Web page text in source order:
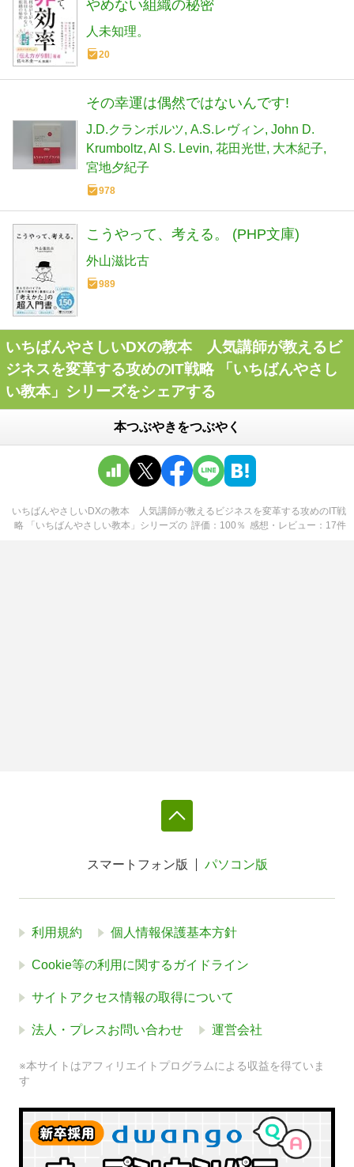
やめない組織の秘密
人未知理。
20
その幸運は偶然ではないんです!
J.D.クランボルツ A.S.レヴィン John D.
Krumboltz Al S. Levin 花田光世 大木紀子
宮地夕紀子
978
こうやって、考える。 (PHP文庫)
外山滋比古
989
いちばんやさしいDXの教本 人気講師が教えるビ
ジネスを変革する攻めのIT戦略 「いちばんやさし
い教本」シリーズをシェアする
本つぶやきをつぶやく
いちばんやさしいDXの教本 人気講師が教えるビジネスを変革する攻めのIT戦
略 「いちばんやさしい教本」シリーズの 評価 100 ％ 感想・レビュー 17件
スマートフォン版 パソコン版
利用規約 個人情報保護基本方針
Cookie等の利用に関するガイドライン
サイトアクセス情報の取得について
法人・プレスお問い合わせ 運営会社
※本サイトはアフィリエイトプログラムによる収益を得ていま
す